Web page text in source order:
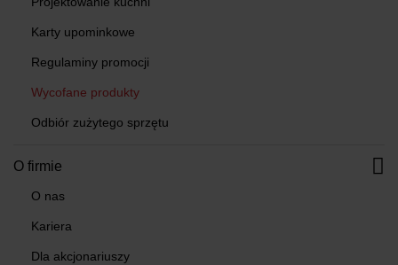
Karty upominkowe
Regulaminy promocji
Wycofane produkty
Odbiór zużytego sprzętu
O firmie
O nas
Kariera
Dla akcjonariuszy